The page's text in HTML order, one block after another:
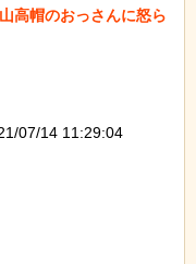
高帽のおっさんに怒ら
07/14 11:29:04